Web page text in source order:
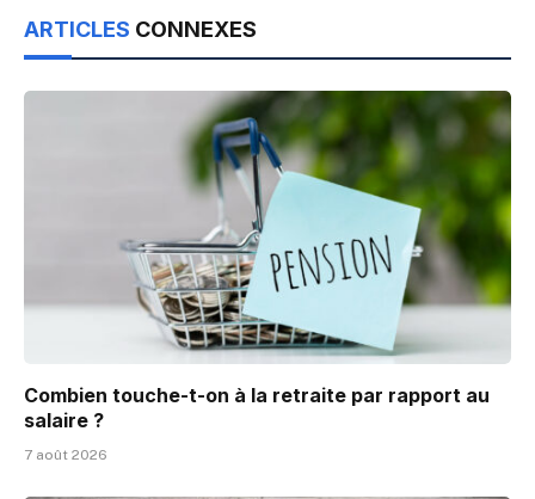
ARTICLES CONNEXES
Combien touche-t-on à la retraite par rapport au
salaire ?
7 août 2026